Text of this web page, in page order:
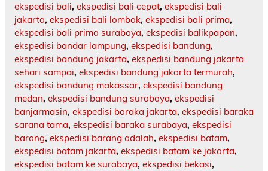
ekspedisi bali, ekspedisi bali cepat, ekspedisi bali
jakarta, ekspedisi bali lombok, ekspedisi bali prima,
ekspedisi bali prima surabaya, ekspedisi balikpapan,
ekspedisi bandar lampung, ekspedisi bandung,
ekspedisi bandung jakarta, ekspedisi bandung jakarta
sehari sampai, ekspedisi bandung jakarta termurah,
ekspedisi bandung makassar, ekspedisi bandung
medan, ekspedisi bandung surabaya, ekspedisi
banjarmasin, ekspedisi baraka jakarta, ekspedisi baraka
sarana tama, ekspedisi baraka surabaya, ekspedisi
barang, ekspedisi barang adalah, ekspedisi batam,
ekspedisi batam jakarta, ekspedisi batam ke jakarta,
ekspedisi batam ke surabaya, ekspedisi bekasi,